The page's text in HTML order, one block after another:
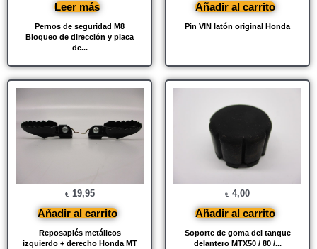
Pernos de seguridad M8
Bloqueo de dirección y placa
de...
Leer más
Pin VIN latón original Honda
Añadir al carrito
Reposapiés metálicos
izquierdo + derecho Honda MT
€ 19,95
Añadir al carrito
Soporte de goma del tanque
delantero MTX50 / 80 /...
€ 4,00
Añadir al carrito